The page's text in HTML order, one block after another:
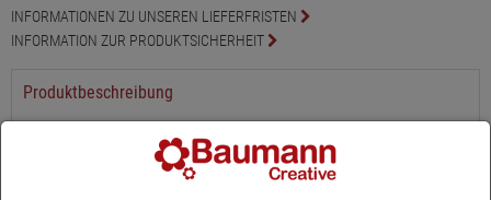
INFORMATIONEN ZU UNSEREN LIEFERFRISTEN
INFORMATION ZUR PRODUKTSICHERHEIT
Produktbeschreibung